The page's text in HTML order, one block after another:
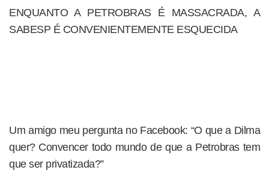
ENQUANTO A PETROBRAS É MASSACRADA, A
SABESP É CONVENIENTEMENTE ESQUECIDA
Um amigo meu pergunta no Facebook: “O que a Dilma
quer? Convencer todo mundo de que a Petrobras tem
que ser privatizada?”